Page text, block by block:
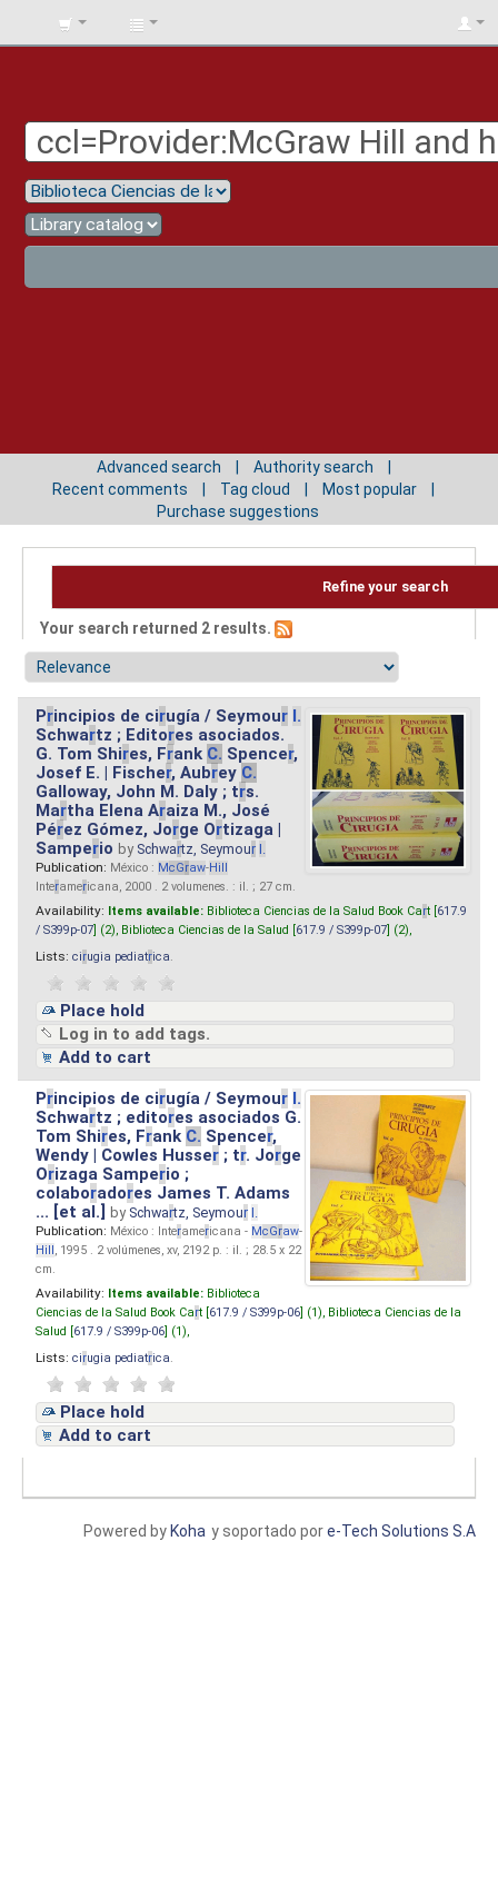
BIBLIOTECA
Advanced search
Authority search
Recent comments
Tag cloud
Most popular
Purchase suggestions
Refine your search
Your search returned 2 results.
Principios de cirugía / Seymour I.
Schwartz ; Editores asociados.
G. Tom Shires, Frank C. Spencer,
Josef E. | Fischer, Aubrey C.
Galloway, John M. Daly ; trs.
Martha Elena Araiza M., José
Pérez Gómez, Jorge Ortizaga |
Samperio by Schwartz, Seymour I.
Publication: México : McGraw-Hill
Interamericana, 2000 . 2 volumenes. : il. ; 27 cm.
Availability: Items available: Biblioteca Ciencias de la Salud Book Cart [ 617.9
/ S399p-07 ] (2), Biblioteca Ciencias de la Salud [ 617.9 / S399p-07 ] (2),
Lists: cirugia pediatrica
Place hold
Log in to add tags.
Add to cart
Principios de cirugía / Seymour I.
Schwartz ; editores asociados G.
Tom Shires, Frank C. Spencer,
Wendy | Cowles Husser ; tr. Jorge
Orizaga Samperio ;
colaboradores James T. Adams
... [et al.]by Schwartz, Seymour I.
Publication: México : Interamericana - McGraw-
Hill, 1995 . 2 volúmenes, xv, 2192 p. : il. ; 28.5 x 22
cm.
Availability: Items available: Biblioteca
Ciencias de la Salud Book Cart [ 617.9 / S399p-06 ] (1), Biblioteca Ciencias de la
Salud [ 617.9 / S399p-06 ] (1),
Lists: cirugia pediatrica
Place hold
Add to cart
y soportado pore-Tech Solutions S.A
Powered by Koha